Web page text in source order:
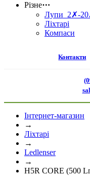
Різне⋯
Лупи 2✗-
Ліхтарі
Компаси
Контакти
Інтернет-магазин
→
Ліхтарі
→
Ledlenser
→
H5R CORE (500